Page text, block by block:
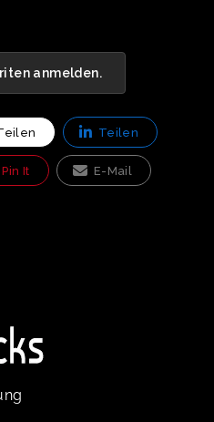
anmelden.
Teilen
Pin It E-Mail